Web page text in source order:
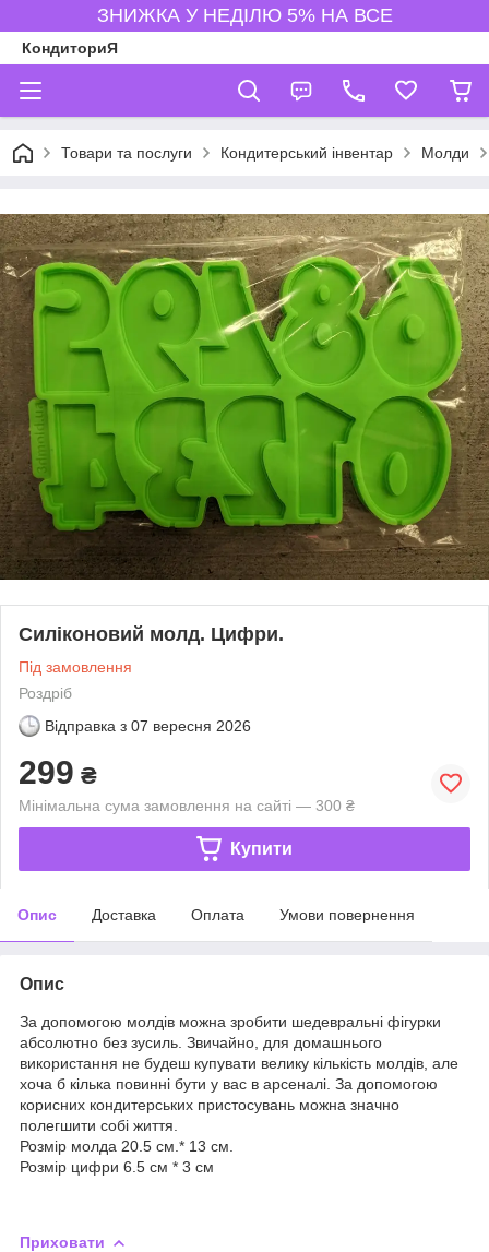
ЗНИЖКА У НЕДІЛЮ 5% НА ВСЕ
КондиториЯ
Товари та послуги Кондитерський інвентар Молди
Силіконовий молд. Цифри.
Під замовлення
Роздріб
Відправка з 07 вересня 2026
299 ₴
Мінімальна сума замовлення на сайті — 300 ₴
Купити
Опис Доставка Оплата Умови повернення
Опис
За допомогою молдів можна зробити шедевральні фігурки
абсолютно без зусиль. Звичайно, для домашнього
використання не будеш купувати велику кількість молдів, але
хоча б кілька повинні бути у вас в арсеналі. За допомогою
корисних кондитерських пристосувань можна значно
полегшити собі життя.
Розмір молда 20.5 см.* 13 см.
Розмір цифри 6.5 см * 3 см
Приховати